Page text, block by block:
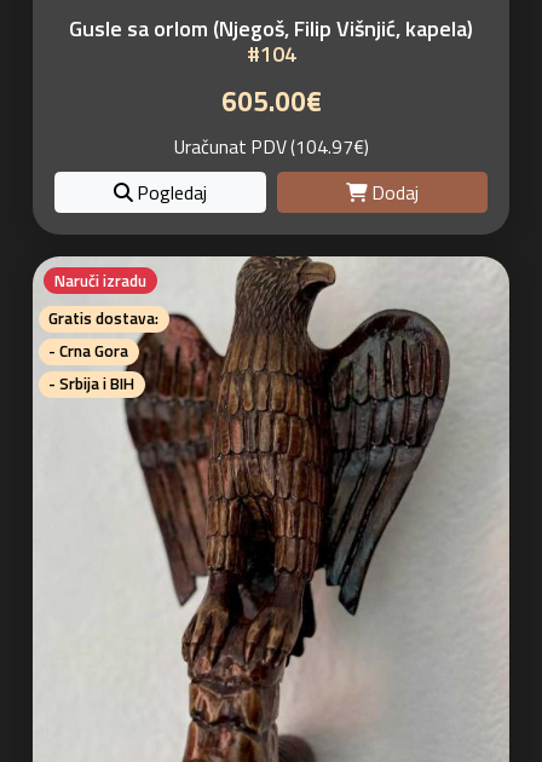
Gusle sa orlom (Njegoš, Filip Višnjić, kapela)
#104
605.00€
Uračunat PDV (104.97€)
Pogledaj
Dodaj
Naruči izradu
Gratis dostava:
- Crna Gora
- Srbija i BIH